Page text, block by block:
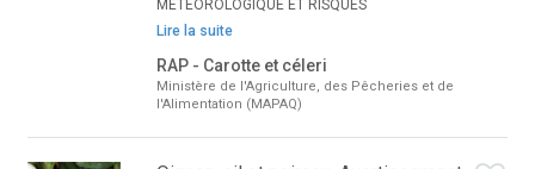
MÉTÉOROLOGIQUE ET RISQUES
Lire la suite
RAP - Carotte et céleri
Ministère de l'Agriculture, des Pêcheries et de
l'Alimentation (MAPAQ)